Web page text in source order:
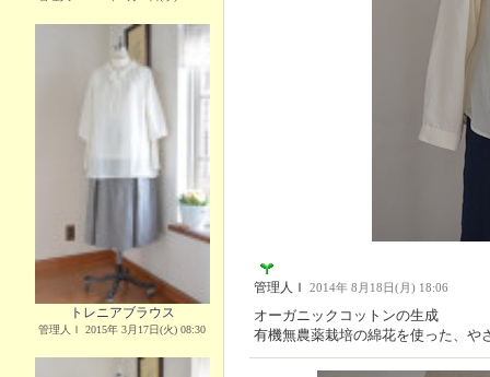
トレニアブラウス
管理人Ｉ 2015年 3月17日(火) 08:30
管理人Ｉ 2014年 8月18日(月) 18:06
オーガニックコットンの生成
有機無農薬栽培の綿花を使った、や